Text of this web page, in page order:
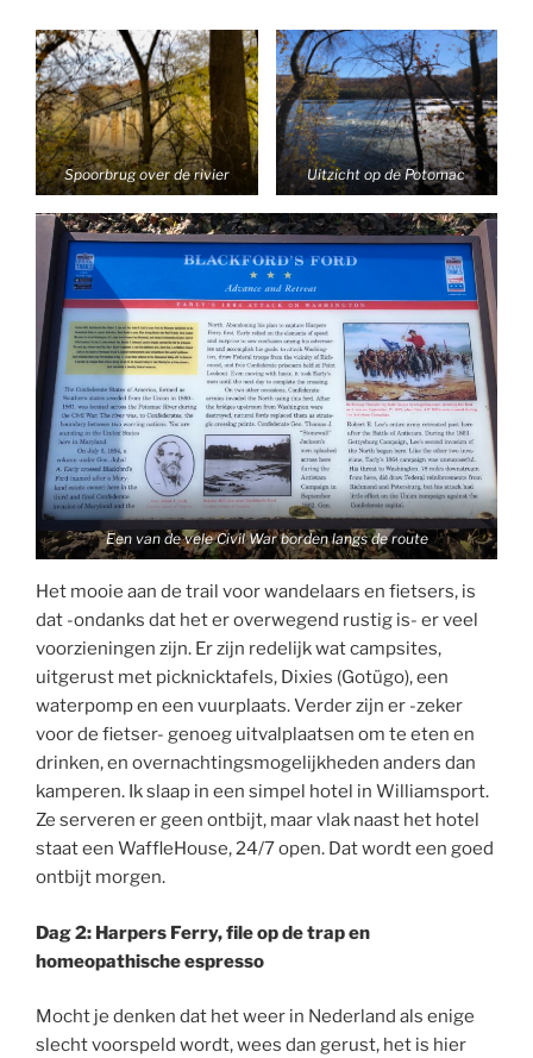
Spoorbrug over de rivier Uitzicht op de Potomac
Een van de vele Civil War borden langs de route
Het mooie aan de trail voor wandelaars en fietsers, is
dat -ondanks dat het er overwegend rustig is- er veel
voorzieningen zijn. Er zijn redelijk wat campsites,
uitgerust met picknicktafels, Dixies (Gotügo), een
waterpomp en een vuurplaats. Verder zijn er -zeker
voor de fietser- genoeg uitvalplaatsen om te eten en
drinken, en overnachtingsmogelijkheden anders dan
kamperen. Ik slaap in een simpel hotel in Williamsport.
Ze serveren er geen ontbijt, maar vlak naast het hotel
staat een WaffleHouse, 24/7 open. Dat wordt een goed
ontbijt morgen.
Dag 2: Harpers Ferry, file op de trap en
homeopathische espresso
Mocht je denken dat het weer in Nederland als enige
slecht voorspeld wordt, wees dan gerust, het is hier